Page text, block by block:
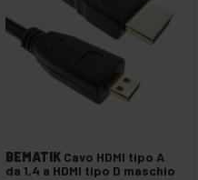
BEMATIK Cavo HDMI tipo A
da 1,4 a HDMI tipo D maschio